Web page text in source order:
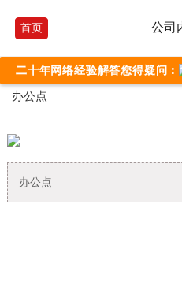
首页 公司
二十年网络经验解答您得疑问：
办公点
办公点